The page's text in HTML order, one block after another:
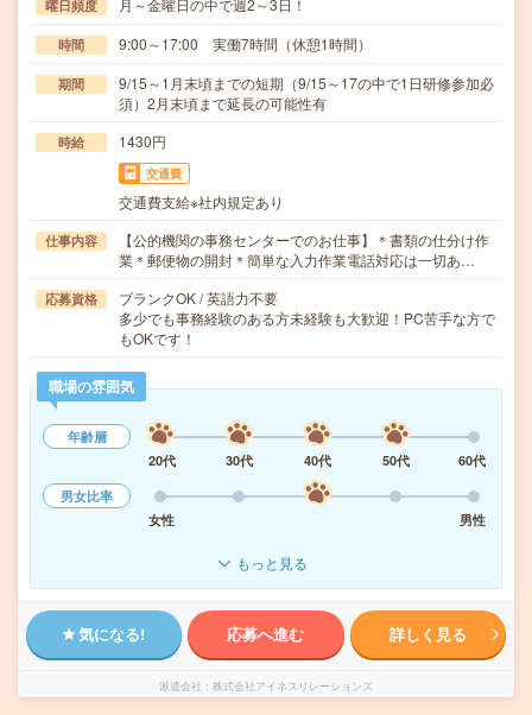
曜日頻度 月～金曜日の中で週2～3日！
時間 9:00～17:00 実働7時間（休憩1時間）
期間
9/15～1月末頃までの短期（9/15～17の中で1日研修参加必
須）2月末頃まで延長の可能性有
時給 1430円
交通費
交通費支給※社内規定あり
仕事内容
【公的機関の事務センターでのお仕事】＊書類の仕分け作
業＊郵便物の開封＊簡単な入力作業電話対応は一切あ…
応募資格
ブランクOK / 英語力不要
多少でも事務経験のある方未経験も大歓迎！PC苦手な方で
もOKです！
職場の雰囲気
年齢層
20代
30代 40代 50代
60代
男女比率
女性
男性
もっと見る
気になる! 応募へ進む 詳しく見る
派遣会社 株式会社アイネスリレーションズ